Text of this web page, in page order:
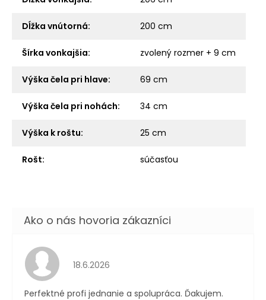
Dĺžka vnútorná: 200 cm
Šírka vonkajšia: zvolený rozmer + 9 cm
Výška čela pri hlave: 69 cm
Výška čela pri nohách: 34 cm
Výška k roštu: 25 cm
Rošt: súčasťou
Hodnotenie obchodu je 5 z 5 hviezdičiek.
18.6.2026
Perfektné profi jednanie a spolupráca. Ďakujem.